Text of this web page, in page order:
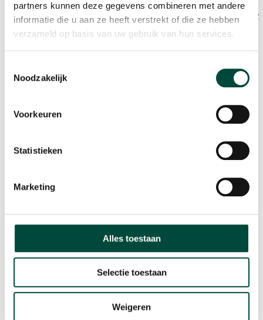
partners kunnen deze gegevens combineren met andere
informatie die u aan ze heeft verstrekt of die ze hebben
verzameld op basis van uw gebruik van hun services.
Noodzakelijk
Voorkeuren
Statistieken
Marketing
Alles toestaan
Selectie toestaan
Weigeren
Mijnfavoriete vitaliteitsmomentje?Aan het
begin of einde van de dag hardlopen of
zonopkomst of -ondergang.
Participatie als resultaat
Contact